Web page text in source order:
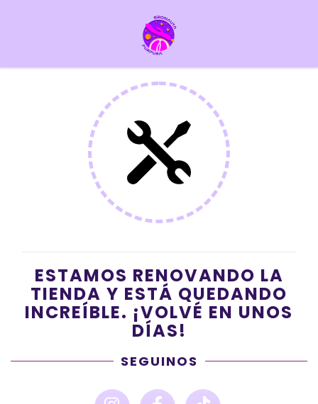
ESTAMOS RENOVANDO LA
TIENDA Y ESTÁ QUEDANDO
INCREÍBLE. ¡VOLVÉ EN UNOS
DÍAS!
SEGUINOS